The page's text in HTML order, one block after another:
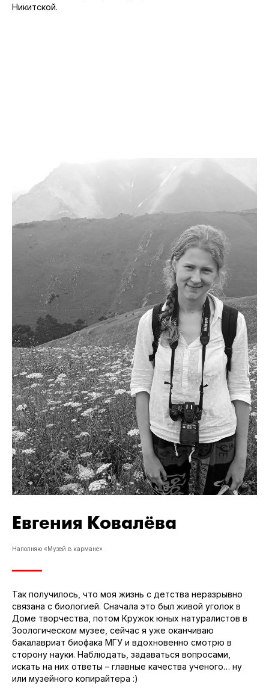
Никитской.
Евгения Ковалёва
Наполняю «Музей в кармане»
Так получилось, что моя жизнь с детства неразрывно
связана с биологией. Сначала это был живой уголок в
Доме творчества, потом Кружок юных натуралистов в
Зоологическом музее, сейчас я уже оканчиваю
бакалавриат биофака МГУ и вдохновенно смотрю в
сторону науки. Наблюдать, задаваться вопросами,
искать на них ответы – главные качества ученого… ну
или музейного копирайтера :)